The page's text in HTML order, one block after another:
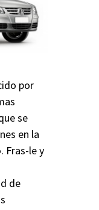
por
se
en la
Fras-le y
de